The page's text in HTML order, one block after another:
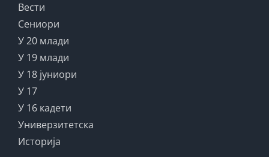
Вести
Сениори
У 20 млади
У 19 млади
У 18 јуниори
У 17
У 16 кадети
Универзитетска
Историја